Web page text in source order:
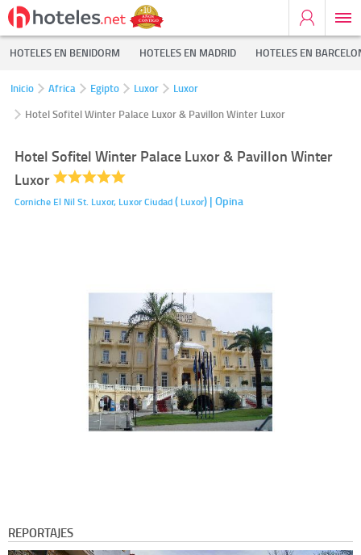
HOTELES EN BENIDORM HOTELES EN MADRID HOTELES EN
Inicio Africa Egipto Luxor
Luxor
Hotel Sofitel Winter Palace Luxor & Pavillon Winter Luxor
Hotel Sofitel Winter Palace Luxor & Pavillon Winter
Luxor
Corniche El Nil St. Luxor, Luxor Ciudad( Luxor) | Opina
REPORTAJES